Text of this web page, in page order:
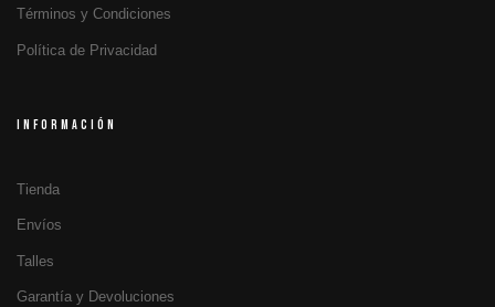
Términos y Condiciones
Política de Privacidad
INFORMACIÓN
Tienda
Envíos
Talles
Garantía y Devoluciones